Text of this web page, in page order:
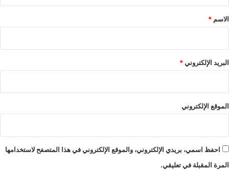
*
الاسم *
البريد الإلكتروني*
الموقع الإلكتروني
احفظ اسمي، بريدي الإلكتروني، والموقع الإلكتروني في هذا المتصفح لاستخدامها
المرة المقبلة في تعليقي.